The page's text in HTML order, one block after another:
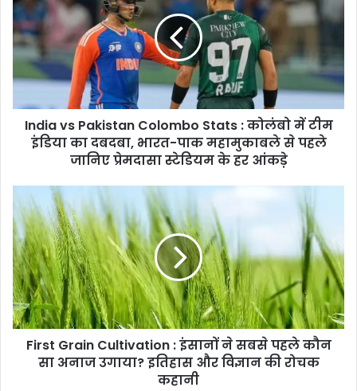
Pakistan
Colombo
Stats
:
टीम
इंडिया
महामुकाबले
से
पहले
जानिए
प्रेमदासा
स्टेडियम
के
हर
आंकड़े
India vs Pakistan Colombo Stats : कोलंबो में टीम
इंडिया का दबदबा, भारत-पाक महामुकाबले से पहले
जानिए प्रेमदासा स्टेडियम के हर आंकड़े
Grain
Cultivation
:
इंसानों
ने
सबसे
पहले
कौन
First Grain Cultivation : इंसानों ने सबसे पहले कौन
सा अनाज उगाया? इतिहास और विज्ञान की रोचक
कहानी